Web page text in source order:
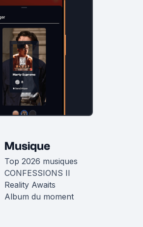
Musique
Top 2026 musiques
CONFESSIONS II
Reality Awaits
Album du moment